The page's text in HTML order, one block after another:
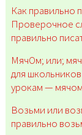
Как правильно
Проверочное
правильно
МячОм; или;
для
урокам —
Возьми или
правильно